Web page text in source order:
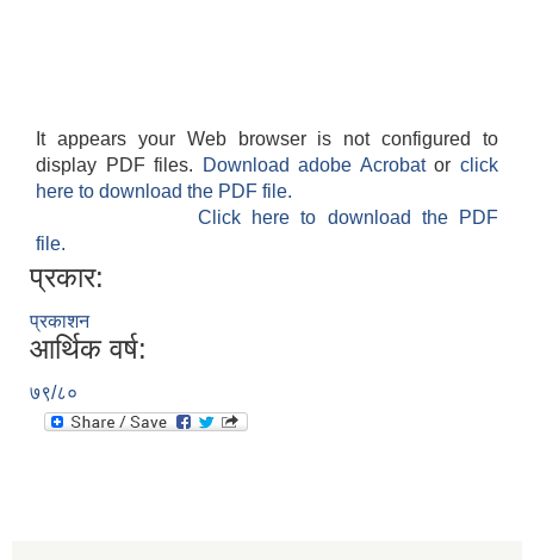
It appears your Web browser is not configured to
display PDF files.
Download adobe Acrobatorclick
here to download the PDF file.
Click here to download the PDF
file.
प्रकार:
प्रकाशन
आर्थिक वर्ष:
७९/८०